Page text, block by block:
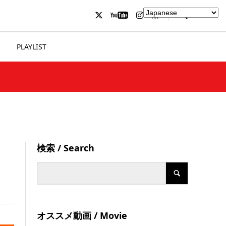
PLAYLIST
検索 / Search
オススメ動画 / Movie